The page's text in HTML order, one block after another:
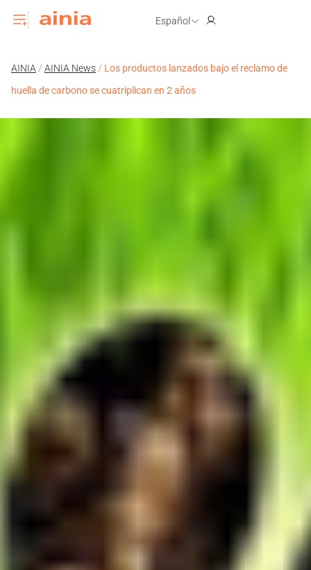
Español
AINIA / AINIA News / Los productos lanzados bajo el reclamo de
huella de carbono se cuatriplican en 2 años